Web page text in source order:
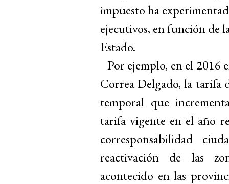
impuesto ha
ejecutivos, en función de
Estado.
Por ejemplo, en el 2016
Correa Delgado, la tarifa
temporal que
tarifa vigente en el año
corresponsabilidad
reactivación de las
acontecido en las